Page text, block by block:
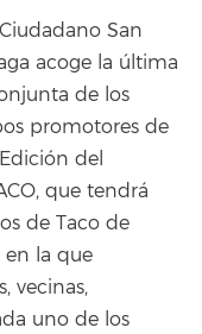
San
acoge la última
de los
promotores de
del
que tendrá
de Taco de
en la que
vecinas,
uno de los